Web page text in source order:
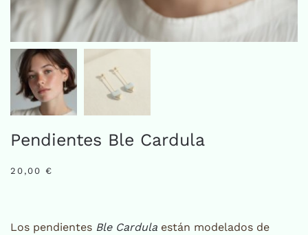
Pendientes Ble Cardula
20,00 €
Los pendientes Ble Cardula están modelados de